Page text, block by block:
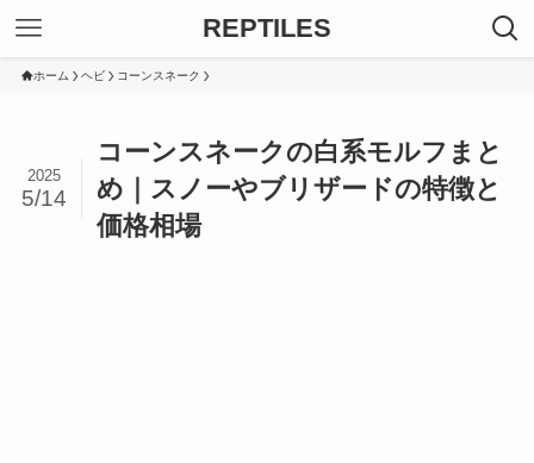
REPTILES
ホーム ヘビ コーンスネーク
コーンスネークの白系モルフまと
め｜スノーやブリザードの特徴と
価格相場
2025
5/14